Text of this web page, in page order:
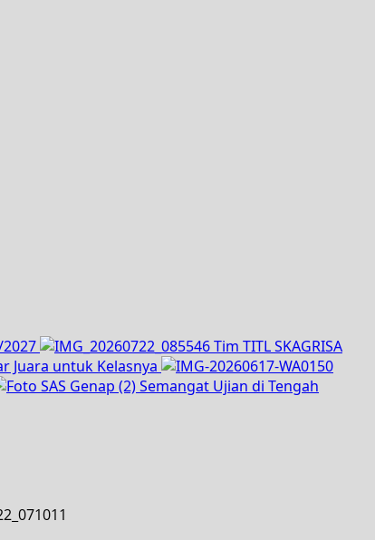
Tim TITL SKAGRISA
Juara untuk Kelasnya
Semangat Ujian di Tengah